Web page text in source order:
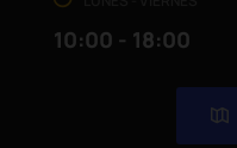
10:00 - 18:00